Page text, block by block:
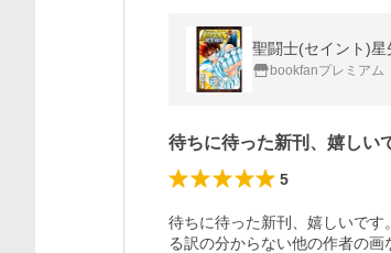
聖闘士(セイント)
bookfanプレミアム
待ちに待った新刊、嬉しい
5
待ちに待った新刊、嬉しいで
る訳の分からない他の作者の画